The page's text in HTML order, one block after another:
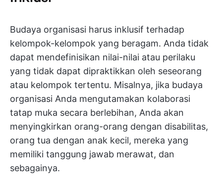
Budaya organisasi harus inklusif terhadap
kelompok-kelompok yang beragam. Anda tidak
dapat mendefinisikan nilai-nilai atau perilaku
yang tidak dapat dipraktikkan oleh seseorang
atau kelompok tertentu. Misalnya, jika budaya
organisasi Anda mengutamakan kolaborasi
tatap muka secara berlebihan, Anda akan
menyingkirkan orang-orang dengan disabilitas,
orang tua dengan anak kecil, mereka yang
memiliki tanggung jawab merawat, dan
sebagainya.